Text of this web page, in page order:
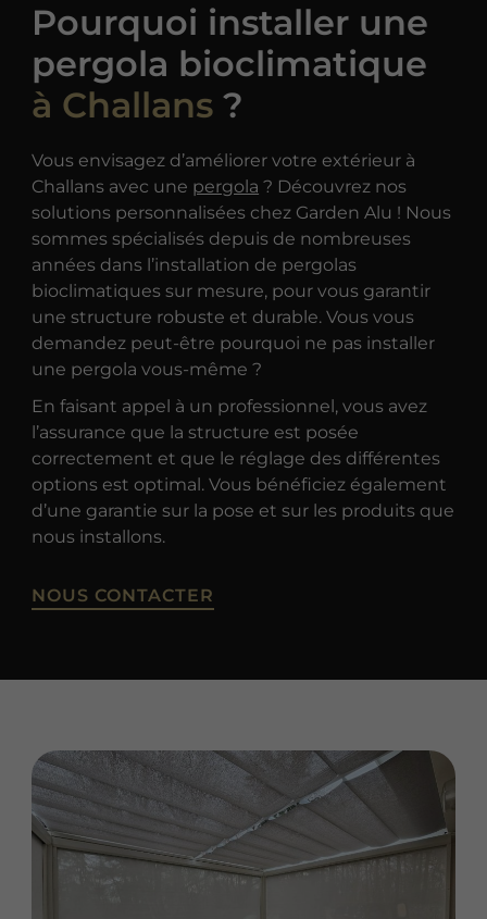
Pourquoi installer une
pergola bioclimatique
à Challans ?
Vous envisagez d’améliorer votre extérieur à
Challans avec une pergola ? Découvrez nos
solutions personnalisées chez Garden Alu ! Nous
sommes spécialisés depuis de nombreuses
années dans l’installation de pergolas
bioclimatiques sur mesure, pour vous garantir
une structure robuste et durable. Vous vous
demandez peut-être pourquoi ne pas installer
une pergola vous-même ?
En faisant appel à un professionnel, vous avez
l’assurance que la structure est posée
correctement et que le réglage des différentes
options est optimal. Vous bénéficiez également
d’une garantie sur la pose et sur les produits que
nous installons.
NOUS CONTACTER